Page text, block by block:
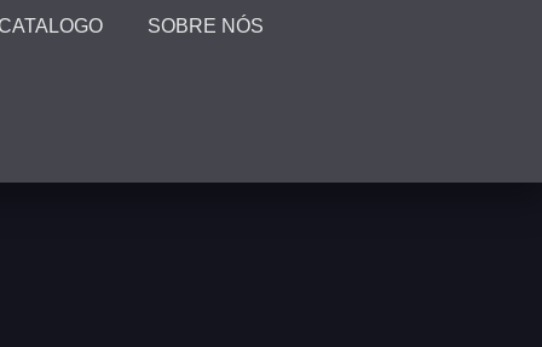
SOBRE NÓS